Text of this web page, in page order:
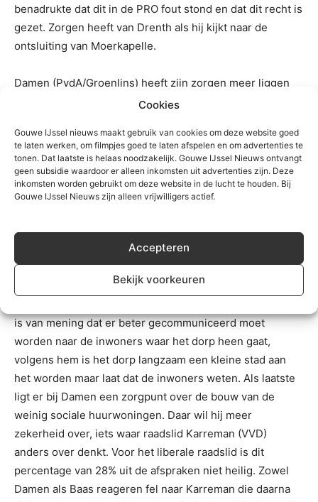
Cookies
Gouwe IJssel nieuws maakt gebruik van cookies om deze website goed
te laten werken, om filmpjes goed te laten afspelen en om advertenties te
tonen. Dat laatste is helaas noodzakelijk. Gouwe IJssel Nieuws ontvangt
geen subsidie waardoor er alleen inkomsten uit advertenties zijn. Deze
inkomsten worden gebruikt om deze website in de lucht te houden. Bij
Gouwe IJssel Nieuws zijn alleen vrijwilligers actief.
Accepteren
Bekijk voorkeuren
benadrukte dat dit in de PRO fout stond en dat dit recht is
gezet. Zorgen heeft van Drenth als hij kijkt naar de
ontsluiting van Moerkapelle.
Damen (PvdA/Groenlins) heeft zijn zorgen meer liggen
bij de gemeentelijke capaciteiten. Hij benadrukt dat er
af of er wel genoeg capaciteit is, is het nog allemaal te
behappen voor Zuidplas wat er in de PRO staat. Zo wil hij
graag dat ook het plan voor de Mossen reconstructie in
de PRO wordt opgenomen, iets wat wethouder Zijlstra
PRO. Damen heeft nog wat restpunten over de
opknapbeurt van de Noordelijke Dwarsweg die hij in een
presentatie laat zien.
is van mening dat er beter gecommuniceerd moet
worden naar de inwoners waar het dorp heen gaat,
volgens hem is het dorp langzaam een kleine stad aan
het worden maar laat dat de inwoners weten. Als laatste
ligt er bij Damen een zorgpunt over de bouw van de
weinig sociale huurwoningen. Daar wil hij meer
zekerheid over, iets waar raadslid Karreman (VVD)
anders over denkt. Voor het liberale raadslid is dit
percentage van 28% uit de afspraken niet heilig. Zowel
Damen als Baas reageren fel naar Karreman die daarna